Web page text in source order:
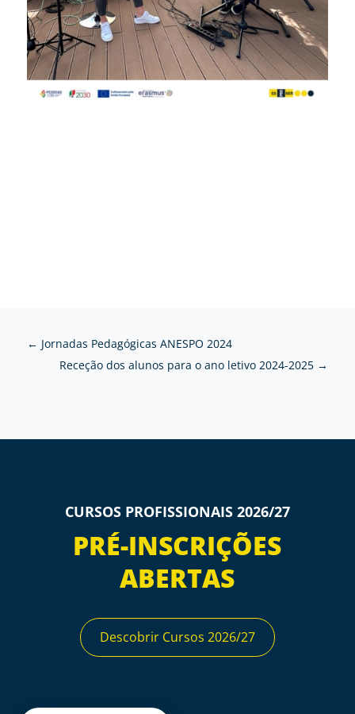
← Jornadas Pedagógicas ANESPO 2024
Receção dos alunos para o ano letivo 2024-2025 →
CURSOS PROFISSIONAIS 2026/27
PRÉ-INSCRIÇÕES
ABERTAS
Descobrir Cursos 2026/27